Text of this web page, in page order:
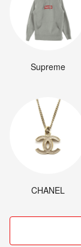
Supreme
CHANEL